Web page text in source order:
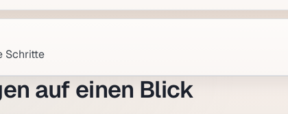
Schritte
auf einen Blick